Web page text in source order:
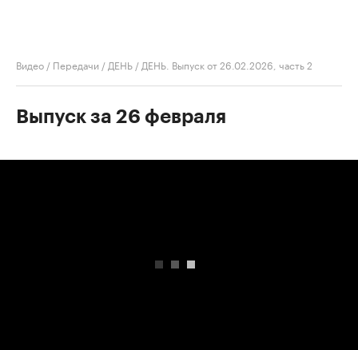
Видео / Передачи / ДЕНЬ / ДЕНЬ. Выпуск от 26.02.2026, часть 2
Выпуск за 26 февраля